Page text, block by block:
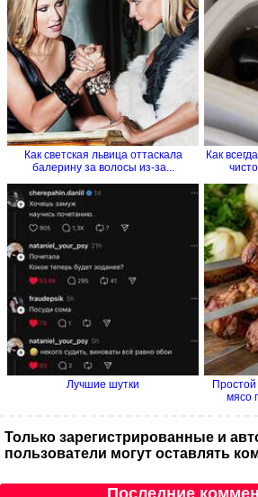
Как светская львица оттаскала
балерину за волосы из-за...
Как
Лучшие шутки
мясо
Только зарегистрированные и
пользователи могут оставлять
Последние